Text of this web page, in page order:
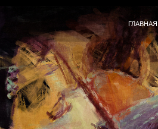
ГЛАВНАЯ